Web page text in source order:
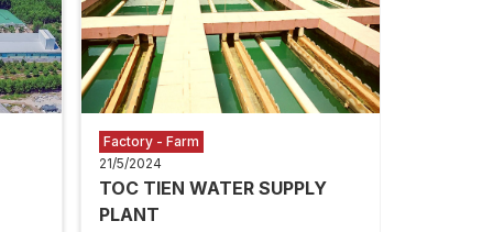
Factory - Farm
21/5/2024
TOC TIEN WATER SUPPLY
PLANT